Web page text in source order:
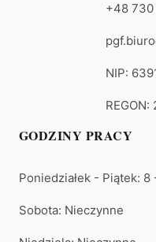
+48
NIP:
GODZINY PRACY
Poniedziałek - Piątek: 8
Sobota: Nieczynne